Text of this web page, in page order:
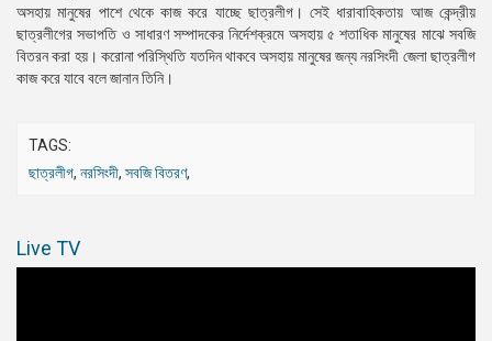
সংগঠন
নির্বাচনী
ইশতেহার
অসহায় মানুষের পাশে থেকে কাজ করে যাচ্ছে ছাত্রলীগ। সেই ধারাবাহিকতায় আজ কেন্দ্রীয়
ছাত্রলীগের সভাপতি ও সাধারণ সম্পাদকের নির্দেশক্রমে অসহায় ৫ শতাধিক মানুষের মাঝে সবজি
বিতরন করা হয়। করোনা পরিস্থিতি যতদিন থাকবে অসহায় মানুষের জন্য নরসিংদী জেলা ছাত্রলীগ
কাজ করে যাবে বলে জানান তিনি।
TAGS:
ছাত্রলীগ, নরসিংদী, সবজি বিতরণ,
Live TV